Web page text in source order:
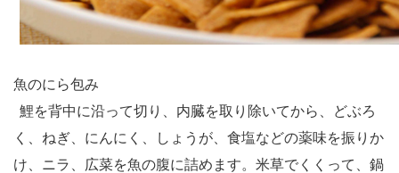
魚のにら包み
鯉を背中に沿って切り、内臓を取り除いてから、どぶろ
く、ねぎ、にんにく、しょうが、食塩などの薬味を振りか
け、ニラ、広菜を魚の腹に詰めます。米草でくくって、鍋